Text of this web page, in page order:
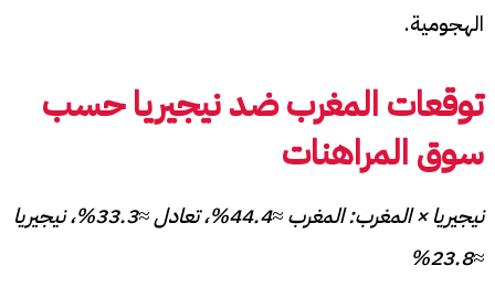
الهجومية.
توقعات المغرب ضد نيجيريا حسب
سوق المراهنات
نيجيريا × المغرب: المغرب ≈44.4%، تعادل ≈33.3%، نيجيريا
≈23.8%